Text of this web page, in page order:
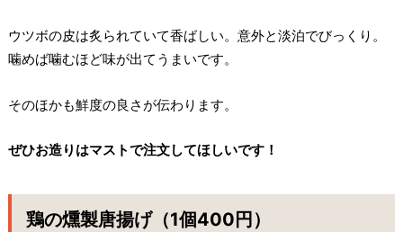
ウツボの皮は炙られていて香ばしい。意外と淡泊でびっくり。
噛めば噛むほど味が出てうまいです。
そのほかも鮮度の良さが伝わります。
ぜひお造りはマストで注文してほしいです！
鶏の燻製唐揚げ（1個400円）